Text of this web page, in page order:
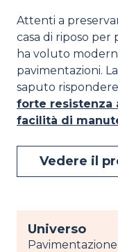
Attenti a
casa di riposo
ha voluto
pavimentazioni.
saputo
forte resistenza
facilità di
Vedere il
Universo
Pavimentazione